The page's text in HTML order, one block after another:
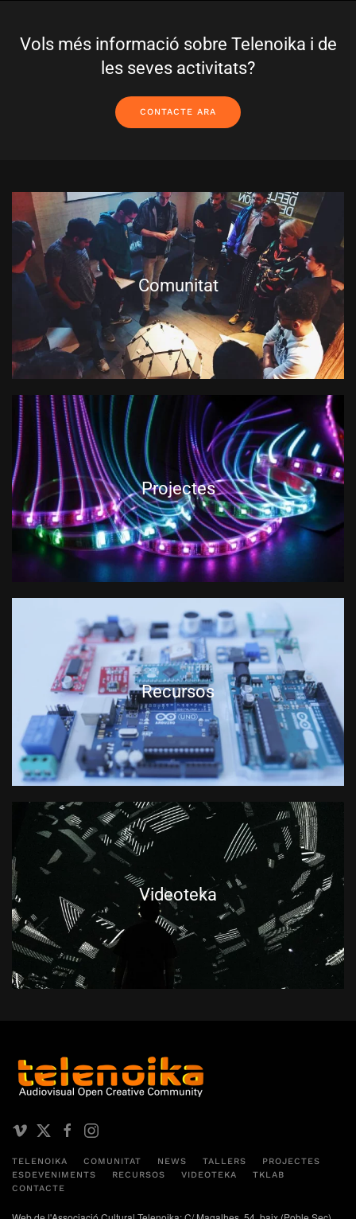
Vols més informació sobre Telenoika i de
les seves activitats?
CONTACTE ARA
Comunitat
Projectes
Recursos
Videoteka
TELENOIKA COMUNITAT NEWS TALLERS
PROJECTES
ESDEVENIMENTS
RECURSOS VIDEOTEKA
TKLAB
CONTACTE